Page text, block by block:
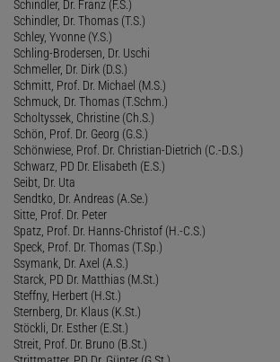
Schindler, Dr. Franz (F.S.)
Schindler, Dr. Thomas (T.S.)
Schley, Yvonne (Y.S.)
Schling-Brodersen, Dr. Uschi
Schmeller, Dr. Dirk (D.S.)
Schmitt, Prof. Dr. Michael (M.S.)
Schmuck, Dr. Thomas (T.Schm.)
Scholtyssek, Christine (Ch.S.)
Schön, Prof. Dr. Georg (G.S.)
Schönwiese, Prof. Dr. Christian-Dietrich (C.-D.S.)
Schwarz, PD Dr. Elisabeth (E.S.)
Seibt, Dr. Uta
Sendtko, Dr. Andreas (A.Se.)
Sitte, Prof. Dr. Peter
Spatz, Prof. Dr. Hanns-Christof (H.-C.S.)
Speck, Prof. Dr. Thomas (T.Sp.)
Ssymank, Dr. Axel (A.S.)
Starck, PD Dr. Matthias (M.St.)
Steffny, Herbert (H.St.)
Sternberg, Dr. Klaus (K.St.)
Stöckli, Dr. Esther (E.St.)
Streit, Prof. Dr. Bruno (B.St.)